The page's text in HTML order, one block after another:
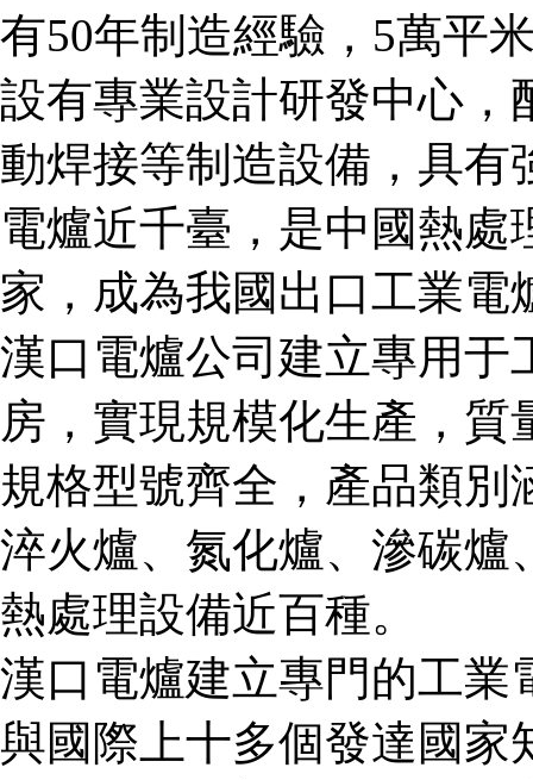
有50年制造經驗，5萬平
設有專業設計研發中心，
動焊接等制造設備，具有
電爐近千臺，是中國熱
家，成為我國出口工業電
漢口電爐公司建立專用于
房，實現規模化生產，
規格型號齊全，產品類
淬火爐、氮化爐、滲碳爐
熱處理設備近百種。
漢口電爐建立專門的工業
與國際上十多個發達國家